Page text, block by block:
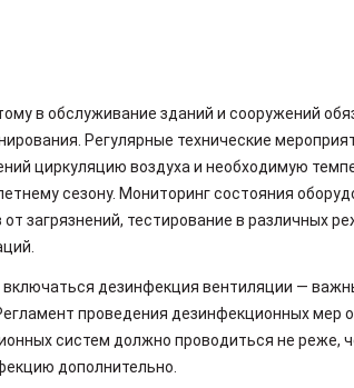
в обслуживание зданий и сооружений
Регулярные технические
циркуляцию воздуха и необходимую
сезону. Мониторинг состояния
загрязнений, тестирование в различных
дезинфекция вентиляции —
проведения дезинфекционных мер
систем должно проводиться не реже,
дополнительно.